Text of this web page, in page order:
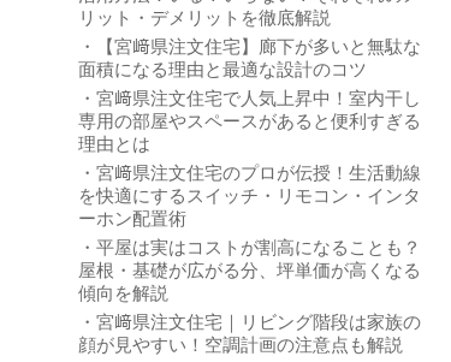
リット・デメリットを徹底解説
【宮﨑県注文住宅】廊下が多いと無駄な
面積になる理由と最適な設計のコツ
宮﨑県注文住宅で人気上昇中！室内干し
専用の部屋やスペースがあると便利すぎる
理由とは
宮﨑県注文住宅のプロが伝授！生活動線
を快適にするスイッチ・リモコン・インタ
ーホン配置術
平屋は実はコストが割高になることも？
屋根・基礎が広がる分、坪単価が高くなる
傾向を解説
宮﨑県注文住宅｜リビング階段は家族の
顔が見やすい！空調計画の注意点も解説